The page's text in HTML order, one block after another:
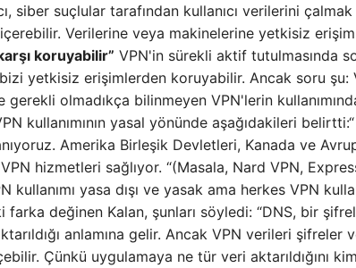
siber suçlular tarafından kullanıcı verilerini
içerebilir. Verilerine veya makinelerine yetkisiz
koruyabilir” VPN'in sürekli aktif tutulmasında
yetkisiz erişimlerden koruyabilir. Ancak soru şu:
olmadıkça bilinmeyen VPN'lerin
kullanımının yasal yönünde aşağıdakileri
Amerika Birleşik Devletleri, Kanada ve
hizmetleri sağlıyor. “(Masala, Nard VPN,
kullanımı yasa dışı ve yasak ama herkes VPN
farka değinen Kalan, şunları söyledi: “DNS, bir
anlamına gelir. Ancak VPN verileri
Çünkü uygulamaya ne tür veri aktarıldığını